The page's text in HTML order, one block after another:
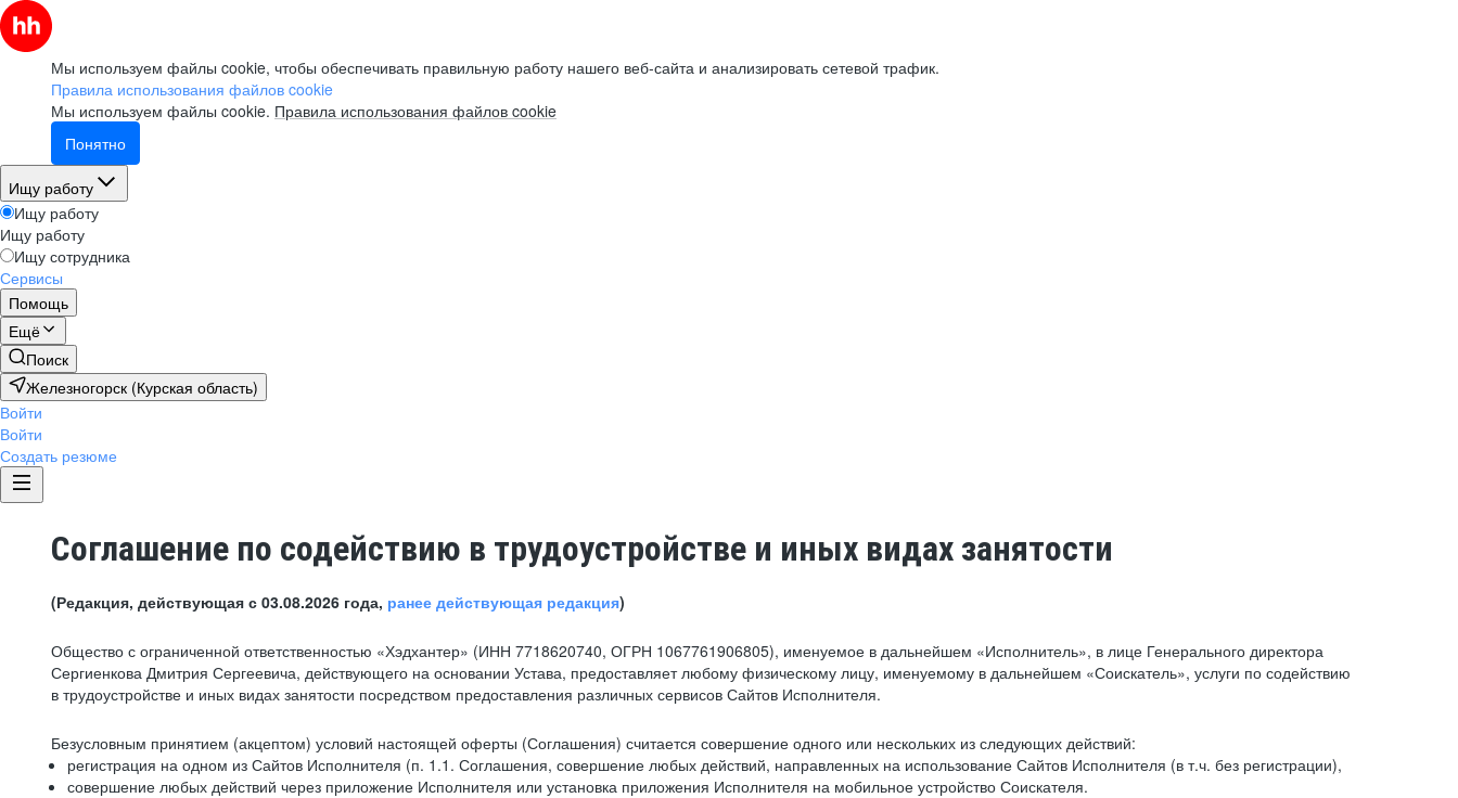
Мы используем файлы cookie, чтобы обеспечивать правильную работу нашего веб-сайта и анализировать сетевой трафик.
Правила использования файлов cookie
Мы используем файлы cookie. Правила использования файлов cookie
Понятно
Ищу работу
Ищу работу
Ищу работу
Ищу сотрудника
Сервисы
Помощь
Ещё
Поиск
Железногорск (Курская область)
Войти
Войти
Создать резюме
Соглашение по содействию в трудоустройстве и иных видах занятости
(Редакция, действующая с 03.08.2026 года, ранее действующая редакция)
Общество с ограниченной ответственностью «Хэдхантер» (ИНН 7718620740, ОГРН 1067761906805), именуемое в дальнейшем «Исполнитель», в лице Генерального директора
Сергиенкова Дмитрия Сергеевича, действующего на основании Устава, предоставляет любому физическому лицу, именуемому в дальнейшем «Соискатель», услуги по содействию
в трудоустройстве и иных видах занятости посредством предоставления различных сервисов Сайтов Исполнителя.
Безусловным принятием (акцептом) условий настоящей оферты (Соглашения) считается совершение одного или нескольких из следующих действий:
регистрация на одном из Сайтов Исполнителя (п. 1.1. Соглашения, совершение любых действий, направленных на использование Сайтов Исполнителя (в т.ч. без регистрации),
совершение любых действий через приложение Исполнителя или установка приложения Исполнителя на мобильное устройство Соискателя.